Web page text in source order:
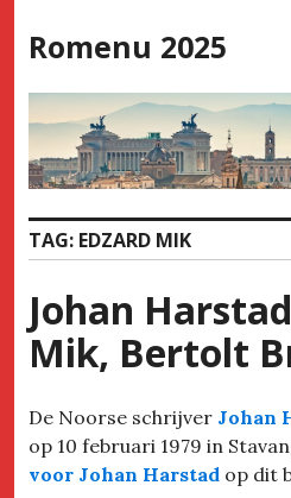
to
Romenu 2025
TAG: EDZARD MIK
Johan
Mik, Bertolt
De Noorse schrijver Johan
op 10 februari 1979 in
voor Johan Harstad op dit